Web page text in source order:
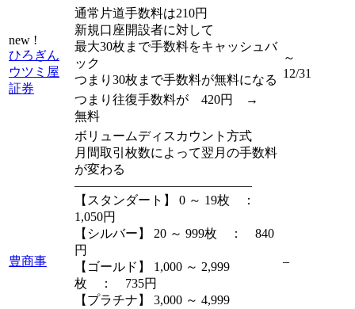
new !
ひろぎん
ウツミ屋
証券
通常片道手数料は210円
新規口座開設者に対して
最大30枚まで手数料をキャッシュバ
ック
つまり30枚まで手数料が無料になる
～
12/31
つまり往復手数料が 420円 →
無料
豊商事
ボリュームディスカウント方式
月間取引枚数によって翌月の手数料
が変わる
——————————————
【スタンダート】 0 ～ 19枚 ：
1,050円
【シルバー】 20 ～ 999枚 ： 840
円
【ゴールド】 1,000 ～ 2,999
枚 ： 735円
【プラチナ】 3,000 ～ 4,999
–